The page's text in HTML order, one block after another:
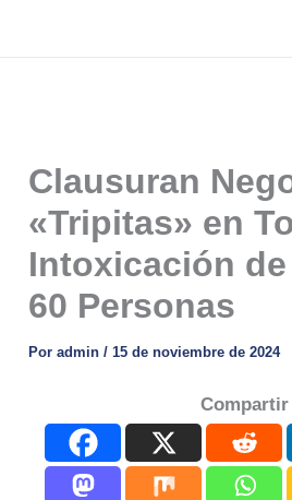
Clausuran
«Tripitas» en
Intoxicación de
60 Personas
Poradmin/ 15 de noviembre de 2024
Compartir